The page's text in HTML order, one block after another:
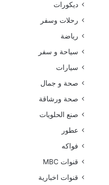
ديكورات
رحلات وسفر
رياضة
سياحة و سفر
سيارات
صحة و جمال
صحة ورشاقة
صنع الحلويات
عطور
فواكه
قنوات MBC
قنوات اخبارية